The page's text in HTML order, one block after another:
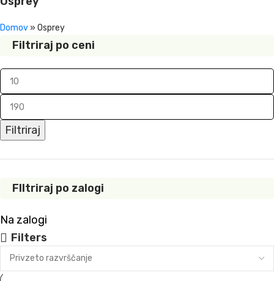
Domov » Osprey
Filtriraj po ceni
Filtriraj
FIltriraj po zalogi
Na zalogi
Filters